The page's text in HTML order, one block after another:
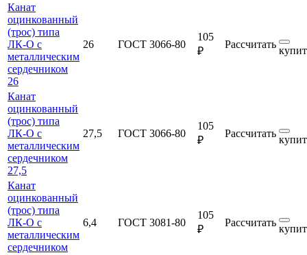
Канат
оцинкованный
(трос) типа
ЛК-О с
металлическим
сердечником
26
26 ГОСТ 3066-80
105
₽
Рассчитать
Канат
оцинкованный
(трос) типа
ЛК-О с
металлическим
сердечником
27,5
27,5 ГОСТ 3066-80
105
₽
Рассчитать
Канат
оцинкованный
(трос) типа
ЛК-О с
металлическим
сердечником
6,4 ГОСТ 3081-80
105
₽
Рассчитать